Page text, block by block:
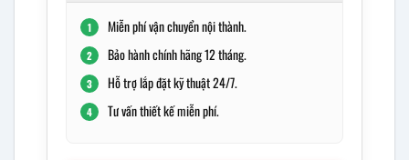
1 Miễn phí vận chuyển nội thành.
2 Bảo hành chính hãng 12 tháng.
3 Hỗ trợ lắp đặt kỹ thuật 24/7.
4 Tư vấn thiết kế miễn phí.